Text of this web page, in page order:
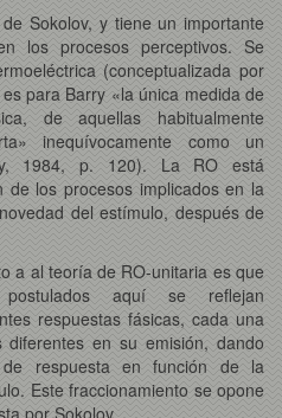
Sokolov, y tiene un importante
los procesos perceptivos. Se
(conceptualizada por
para Barry «la única medida de
de aquellas habitualmente
inequívocamente como un
1984, p. 120). La RO está
de los procesos implicados en la
del estímulo, después de
a al teoría de RO-unitaria es que
aquí se reflejan
respuestas fásicas, cada una
en su emisión, dando
respuesta en función de la
Este fraccionamiento se opone
por Sokolov.